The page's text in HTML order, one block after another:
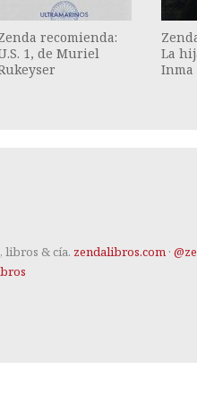
recomienda:
1, de Muriel
La
libros & cía. zendalibros.com ·